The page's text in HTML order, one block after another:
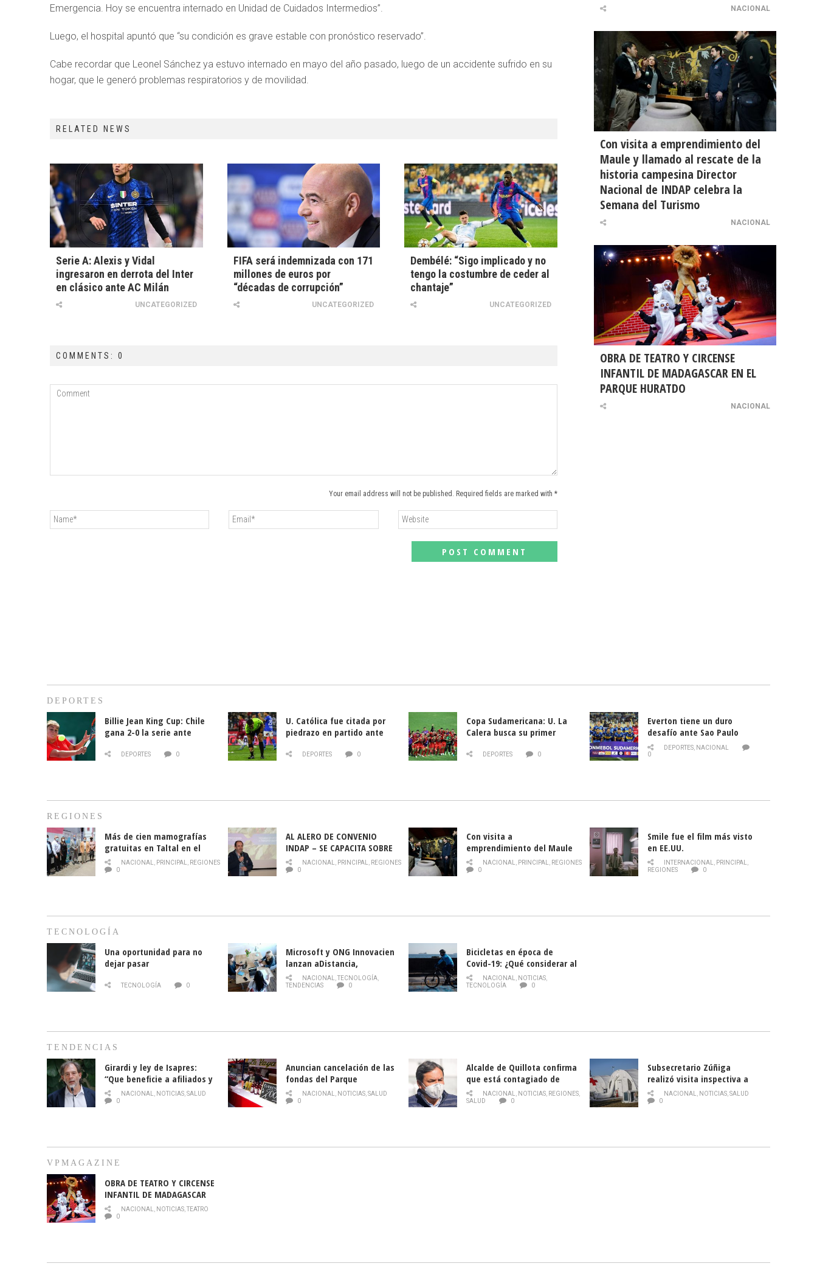
Emergencia. Hoy se encuentra internado en Unidad de Cuidados Intermedios”.
Luego, el hospital apuntó que “su condición es grave estable con pronóstico reservado”.
Cabe recordar que Leonel Sánchez ya estuvo internado en mayo del año pasado, luego de un accidente sufrido en su
hogar, que le generó problemas respiratorios y de movilidad.
RELATED NEWS
Serie A: Alexis y Vidal
ingresaron en derrota del Inter
en clásico ante AC Milán
UNCATEGORIZED
FIFA será indemnizada con 171
millones de euros por
“décadas de corrupción”
UNCATEGORIZED
Dembélé: “Sigo implicado y no
tengo la costumbre de ceder al
chantaje”
UNCATEGORIZED
COMMENTS: 0
Your email address will not be published. Required fields are marked with *
NACIONAL
Con visita a emprendimiento del
Maule y llamado al rescate de la
historia campesina Director
Nacional de INDAP celebra la
Semana del Turismo
NACIONAL
OBRA DE TEATRO Y CIRCENSE
INFANTIL DE MADAGASCAR EN EL
PARQUE HURATDO
NACIONAL
DEPORTES
Billie Jean King Cup: Chile
gana 2-0 la serie ante
DEPORTES 0
U. Católica fue citada por
piedrazo en partido ante
DEPORTES 0
Copa Sudamericana: U. La
Calera busca su primer
DEPORTES 0
Everton tiene un duro
desafío ante Sao Paulo
DEPORTES, NACIONAL
0
REGIONES
Más de cien mamografías
gratuitas en Taltal en el
mes de la prevención del
cáncer de mama
NACIONAL, PRINCIPAL, REGIONES
0
AL ALERO DE CONVENIO
INDAP – SE CAPACITA SOBRE
PLAGA DROSOPHILA SUZUKII
NACIONAL, PRINCIPAL, REGIONES
0
Con visita a
emprendimiento del Maule
y llamado al rescate de la
historia campesina Director
NACIONAL, PRINCIPAL, REGIONES
0
Smile fue el film más visto
en EE.UU.
INTERNACIONAL, PRINCIPAL,
REGIONES
0
TECNOLOGÍA
Una oportunidad para no
dejar pasar
TECNOLOGÍA 0
Microsoft y ONG Innovacien
lanzan aDistancia,
plataforma con cursos
gratuitos online sobre
NACIONAL,TECNOLOGÍA,
TENDENCIAS
0
Bicicletas en época de
Covid-19: ¿Qué considerar al
momento de conducirlas?
NACIONAL, NOTICIAS,
TECNOLOGÍA
0
TENDENCIAS
Girardi y ley de Isapres:
“Que beneficie a afiliados y
no legalice el abuso”
NACIONAL, NOTICIAS,SALUD
0
Anuncian cancelación de las
fondas del Parque
O’Higgins debido al
coronavirus
NACIONAL, NOTICIAS,SALUD
0
Alcalde de Quillota confirma
que está contagiado de
COVID-19
NACIONAL, NOTICIAS, REGIONES,
SALUD
0
Subsecretario Zúñiga
realizó visita inspectiva a
Hospital Modular Sótero del
Río
NACIONAL, NOTICIAS,SALUD
0
VPMAGAZINE
OBRA DE TEATRO Y CIRCENSE
INFANTIL DE MADAGASCAR
EN EL PARQUE HURATDO
NACIONAL, NOTICIAS,TEATRO
0